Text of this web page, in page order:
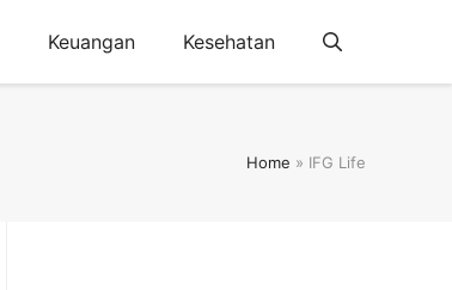
Keuangan Kesehatan
Home » IFG Life